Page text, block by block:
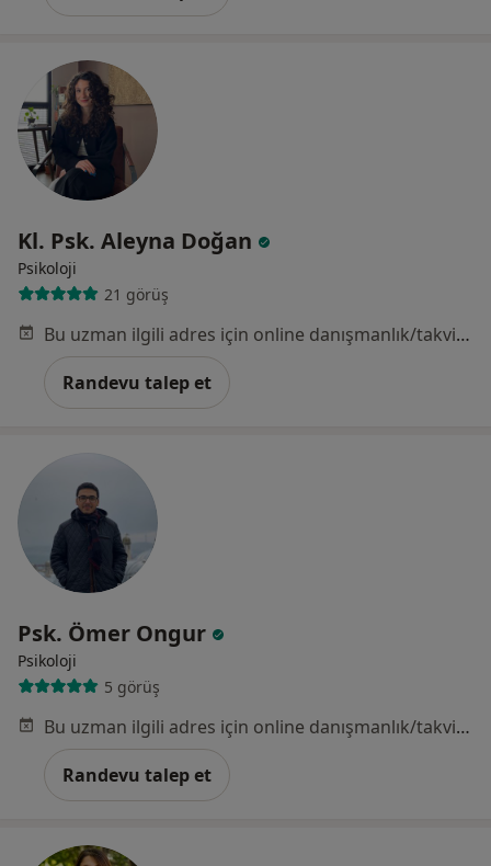
Kl. Psk. Aleyna Doğan
Psikoloji
21 görüş
Bu uzman ilgili adres için online danışmanlık/takvim sunmuyor.
Randevu talep et
Psk. Ömer Ongur
Psikoloji
5 görüş
Bu uzman ilgili adres için online danışmanlık/takvim sunmuyor.
Randevu talep et